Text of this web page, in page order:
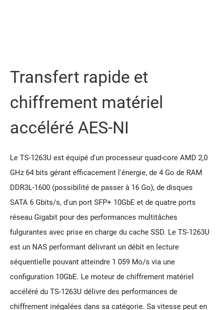
Transfert rapide et
chiffrement matériel
accéléré AES-NI
Le TS-1263U est équipé d'un processeur quad-core AMD 2,0
GHz 64 bits gérant efficacement l'énergie, de 4 Go de RAM
DDR3L-1600 (possibilité de passer à 16 Go), de disques
SATA 6 Gbits/s, d'un port SFP+ 10GbE et de quatre ports
réseau Gigabit pour des performances multitâches
fulgurantes avec prise en charge du cache SSD. Le TS-1263U
est un NAS performant délivrant un débit en lecture
séquentielle pouvant atteindre 1 059 Mo/s via une
configuration 10GbE. Le moteur de chiffrement matériel
accéléré du TS-1263U délivre des performances de
chiffrement inégalées dans sa catégorie. Sa vitesse peut en